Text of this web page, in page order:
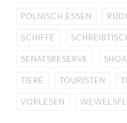
POLNISCH ESSEN
SCHIFFE
SENATSRESERVE
TIERE TOURISTEN
VORLESEN